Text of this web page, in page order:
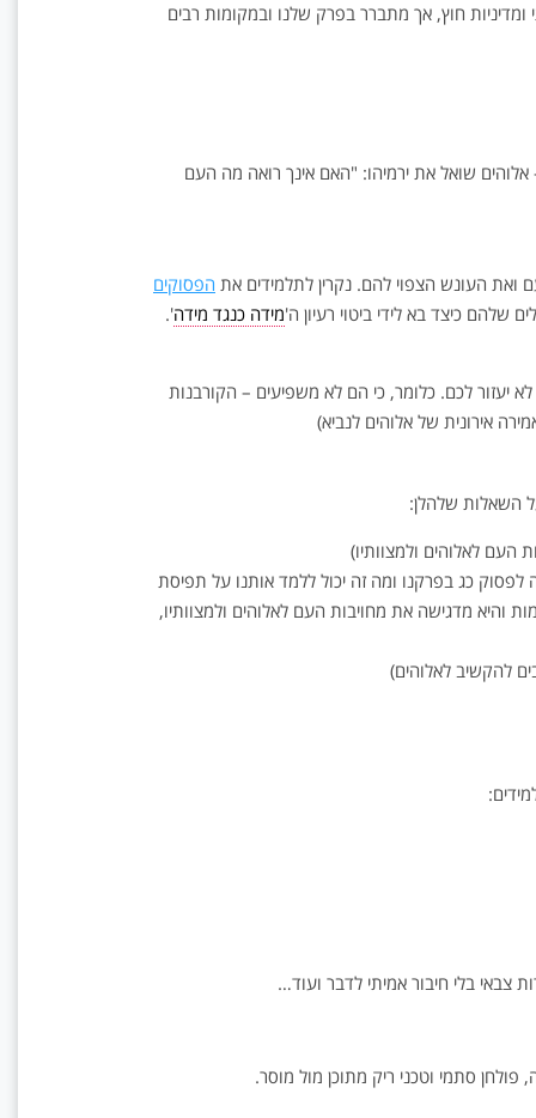
ומדיניות חוץ, אך מתברר בפרק שלנו ובמקומות רבים
אלוהים שואל את ירמיהו: "האם אינך רואה מה העם
העונש הצפוי להם. נקרין לתלמידים את הפסוקים
שלהם כיצד בא לידי ביטוי רעיון ה'מידה כנגד מידה'.
יעזור לכם. כלומר, כי הם לא משפיעים – הקורבנות
אירונית של אלוהים לנביא)
השאלות שלהלן:
העם לאלוהים ולמצוותיו)
כג בפרקנו ומה זה יכול ללמד אותנו על תפיסת
והיא מדגישה את מחויבות העם לאלוהים ולמצוותיו,
להקשיב לאלוהים)
צבאי בלי חיבור אמיתי לדבר ועוד…
סתמי וטכני ריק מתוכן מול מוסר.